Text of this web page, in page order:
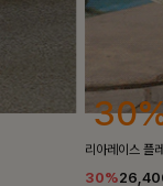
18%
켄픈배색 스트
18%